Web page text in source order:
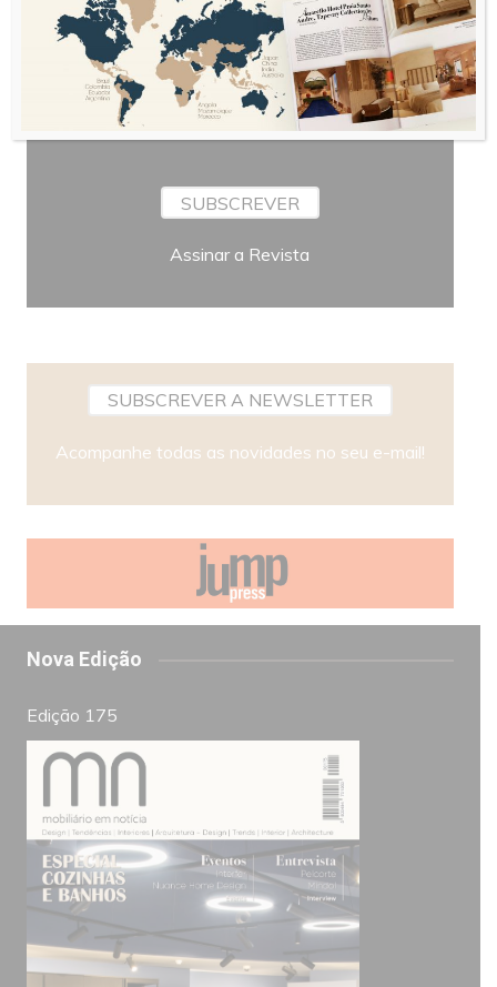
Periodicidade
SUBSCREVER
Assinar a Revista
SUBSCREVER A NEWSLETTER
Acompanhe todas as novidades no seu e-mail!
Nova Edição
Edição 175